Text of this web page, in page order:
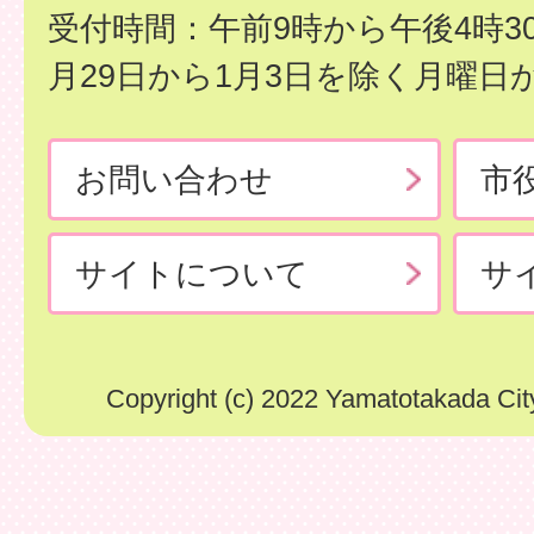
受付時間：午前9時から午後4時
月29日から1月3日を除く月曜日
お問い合わせ 市
サイトについて サ
Copyright (c) 2022 Yamatotakada